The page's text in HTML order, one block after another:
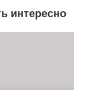
интересно